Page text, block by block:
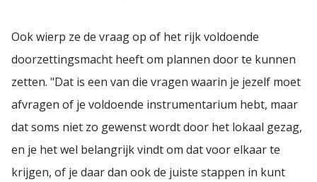
Ook wierp ze de vraag op of het rijk voldoende
doorzettingsmacht heeft om plannen door te kunnen
zetten. "Dat is een van die vragen waarin je jezelf moet
afvragen of je voldoende instrumentarium hebt, maar
dat soms niet zo gewenst wordt door het lokaal gezag,
en je het wel belangrijk vindt om dat voor elkaar te
krijgen, of je daar dan ook de juiste stappen in kunt